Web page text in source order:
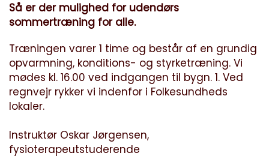
Så er der mulighed for udendørs
sommertræning for alle.
Træningen varer 1 time og består af en grundig
opvarmning, konditions- og styrketræning. Vi
mødes kl. 16.00 ved indgangen til bygn. 1. Ved
regnvejr rykker vi indenfor i Folkesundheds
lokaler.
Instruktør Oskar Jørgensen,
fysioterapeutstuderende